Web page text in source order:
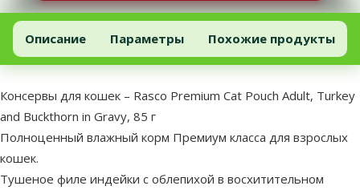
Консервы для кошек – Rasco Premium Cat Pouch Adult, Turkey
Добавить в корзину
Описание Параметры Похожие продукты
В начало страницы
superzoo.product.detail.content
Консервы для кошек – Rasco Premium Cat Pouch Adult, Turkey
and Buckthorn in Gravy, 85 г
Полноценный влажный корм Премиум класса для взрослых
кошек.
Тушеное филе индейки с облепихой в восхитительном